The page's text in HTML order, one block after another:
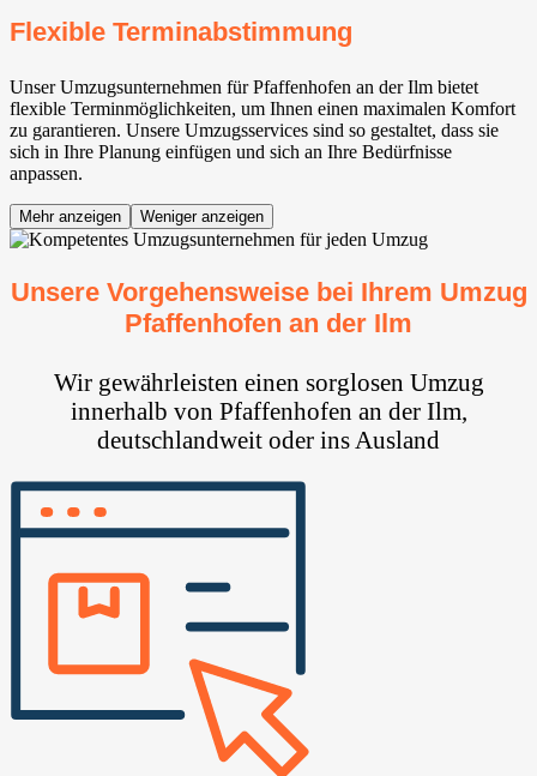
Flexible Terminabstimmung
Unser Umzugsunternehmen für Pfaffenhofen an der Ilm bietet
flexible Terminmöglichkeiten, um Ihnen einen maximalen Komfort
zu garantieren. Unsere Umzugsservices sind so gestaltet, dass sie
sich in Ihre Planung einfügen und sich an Ihre Bedürfnisse
anpassen.
Mehr anzeigen Weniger anzeigen
Unsere Vorgehensweise bei Ihrem Umzug
Pfaffenhofen an der Ilm
Wir gewährleisten einen sorglosen Umzug
innerhalb von Pfaffenhofen an der Ilm,
deutschlandweit oder ins Ausland